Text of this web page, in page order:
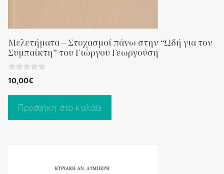
Μελετήματα – Στοχασμοί πάνω στην “Ωδή για τον
Συμπαίκτη” του Γιώργου Γεωργούση
0
o
5
10,00€
Προσθήκη στο καλάθι